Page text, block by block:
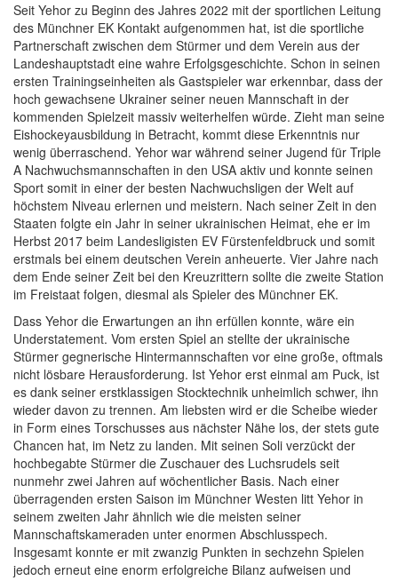
Seit Yehor zu Beginn des Jahres 2022 mit der sportlichen Leitung
des Münchner EK Kontakt aufgenommen hat, ist die sportliche
Partnerschaft zwischen dem Stürmer und dem Verein aus der
Landeshauptstadt eine wahre Erfolgsgeschichte. Schon in seinen
ersten Trainingseinheiten als Gastspieler war erkennbar, dass der
hoch gewachsene Ukrainer seiner neuen Mannschaft in der
kommenden Spielzeit massiv weiterhelfen würde. Zieht man seine
Eishockeyausbildung in Betracht, kommt diese Erkenntnis nur
wenig überraschend. Yehor war während seiner Jugend für Triple
A Nachwuchsmannschaften in den USA aktiv und konnte seinen
Sport somit in einer der besten Nachwuchsligen der Welt auf
höchstem Niveau erlernen und meistern. Nach seiner Zeit in den
Staaten folgte ein Jahr in seiner ukrainischen Heimat, ehe er im
Herbst 2017 beim Landesligisten EV Fürstenfeldbruck und somit
erstmals bei einem deutschen Verein anheuerte. Vier Jahre nach
dem Ende seiner Zeit bei den Kreuzrittern sollte die zweite Station
im Freistaat folgen, diesmal als Spieler des Münchner EK.
Dass Yehor die Erwartungen an ihn erfüllen konnte, wäre ein
Understatement. Vom ersten Spiel an stellte der ukrainische
Stürmer gegnerische Hintermannschaften vor eine große, oftmals
nicht lösbare Herausforderung. Ist Yehor erst einmal am Puck, ist
es dank seiner erstklassigen Stocktechnik unheimlich schwer, ihn
wieder davon zu trennen. Am liebsten wird er die Scheibe wieder
in Form eines Torschusses aus nächster Nähe los, der stets gute
Chancen hat, im Netz zu landen. Mit seinen Soli verzückt der
hochbegabte Stürmer die Zuschauer des Luchsrudels seit
nunmehr zwei Jahren auf wöchentlicher Basis. Nach einer
überragenden ersten Saison im Münchner Westen litt Yehor in
seinem zweiten Jahr ähnlich wie die meisten seiner
Mannschaftskameraden unter enormen Abschlusspech.
Insgesamt konnte er mit zwanzig Punkten in sechzehn Spielen
jedoch erneut eine enorm erfolgreiche Bilanz aufweisen und